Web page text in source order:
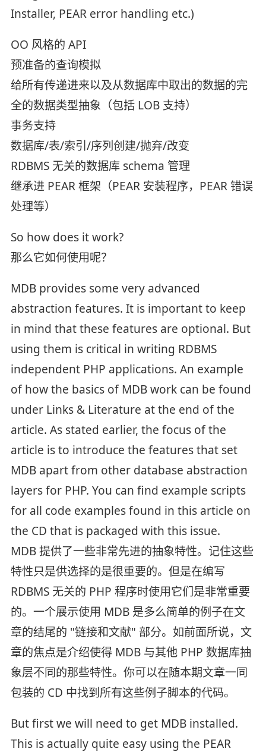
Installer, PEAR error handling etc.)
OO 风格的 API
预准备的查询模拟
给所有传递进来以及从数据库中取出的数据的完
全的数据类型抽象（包括 LOB 支持）
事务支持
数据库/表/索引/序列创建/抛弃/改变
RDBMS 无关的数据库 schema 管理
继承进 PEAR 框架（PEAR 安装程序，PEAR 错误
处理等）
So how does it work?
那么它如何使用呢？
MDB provides some very advanced
abstraction features. It is important to keep
in mind that these features are optional. But
using them is critical in writing RDBMS
independent PHP applications. An example
of how the basics of MDB work can be found
under Links & Literature at the end of the
article. As stated earlier, the focus of the
article is to introduce the features that set
MDB apart from other database abstraction
layers for PHP. You can find example scripts
for all code examples found in this article on
the CD that is packaged with this issue.
MDB 提供了一些非常先进的抽象特性。记住这些
特性只是供选择的是很重要的。但是在编写
RDBMS 无关的 PHP 程序时使用它们是非常重要
的。一个展示使用 MDB 是多么简单的例子在文
章的结尾的 "链接和文献" 部分。如前面所说，文
章的焦点是介绍使得 MDB 与其他 PHP 数据库抽
象层不同的那些特性。你可以在随本期文章一同
包装的 CD 中找到所有这些例子脚本的代码。
But first we will need to get MDB installed.
This is actually quite easy using the PEAR